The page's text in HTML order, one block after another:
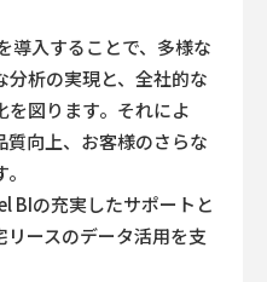
導入することで、多様な
分析の実現と、全社的な
を図ります。それによ
質向上、お客様のさらな
BIの充実したサポートと
ースのデータ活用を支